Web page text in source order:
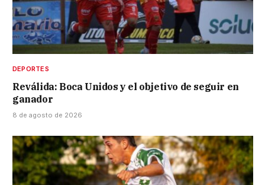
DEPORTES
Reválida: Boca Unidos y el objetivo de seguir en
ganador
8 de agosto de 2026